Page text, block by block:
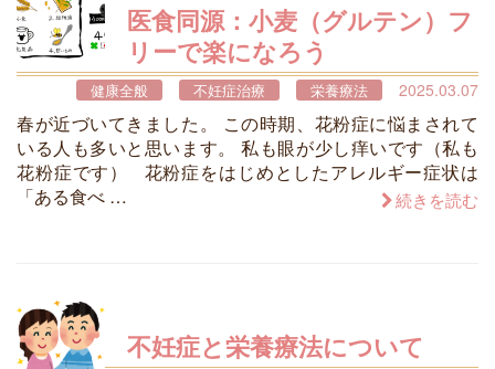
医食同源：小麦（グルテン）フ
リーで楽になろう
健康全般 不妊症治療 栄養療法 2025.03.07
春が近づいてきました。 この時期、花粉症に悩まされて
いる人も多いと思います。 私も眼が少し痒いです（私も
花粉症です） 花粉症をはじめとしたアレルギー症状は
「ある食べ …
続きを読む
不妊症と栄養療法について